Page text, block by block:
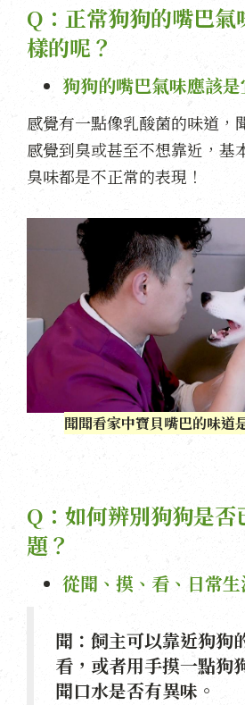
Q：正常狗狗的嘴巴氣
樣的呢？
狗狗的嘴巴氣味應該是
感覺有一點像乳酸菌的味道，
感覺到臭或甚至不想靠近，基
臭味都是不正常的表現！
聞聞看家中寶貝嘴巴的味道
Q：如何辨別狗狗是否
題？
從聞、摸、看、日常生
聞：飼主可以靠近狗狗
看，或者用手摸一點狗
聞口水是否有異味。